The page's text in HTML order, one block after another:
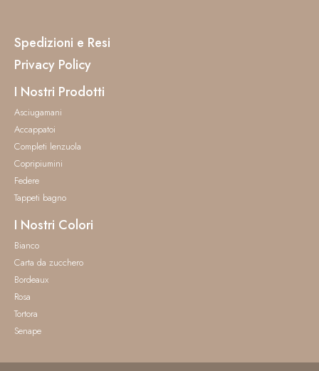
Spedizioni e Resi
Privacy Policy
I Nostri Prodotti
Asciugamani
Accappatoi
Completi lenzuola
Copripiumini
Federe
Tappeti bagno
I Nostri Colori
Bianco
Carta da zucchero
Bordeaux
Rosa
Tortora
Senape